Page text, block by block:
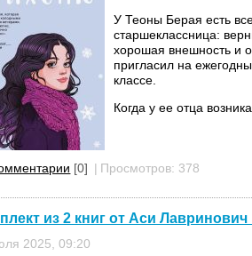
У Теоны Берая есть
старшеклассница:
хорошая внешность и
пригласил на
классе.
Когда у ее отца
[0] | Просмотров: 378
из 2 книг от Аси
2025, 09:20